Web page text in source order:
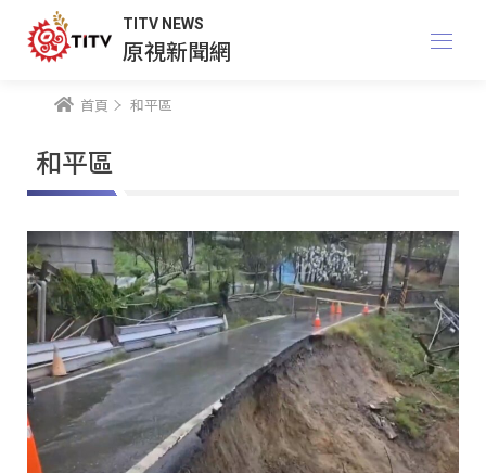
TITV NEWS
原視新聞網
首頁 和平區
和平區